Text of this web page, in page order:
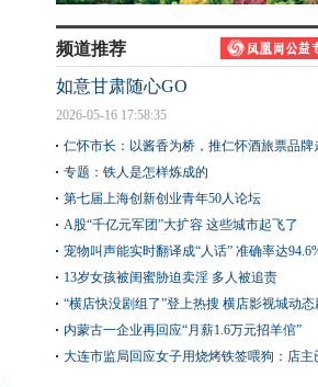
频道推荐
如意甘肃随心GO
2026-05-16 17:58:35
仁怀市长：以酱香为桥，推仁怀酒旅票品牌
专题：铁人是怎样炼成的
第七届上海创新创业青年50人论坛
A股“千亿元军团”大扩容 这些城市起飞了
宠物叫声能实时翻译成“人话” 准确率达
13岁女孩被闺蜜胁迫卖淫 多人被追责
“横店快没剧组了”登上热搜 横店影视城动态
内蒙古一企业再回应“月薪1.6万元招羊倌”
大连市监局回应女子用烧烤铁签喂狗：店主